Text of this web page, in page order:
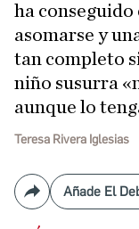
ha
asomarse y
tan completo
niño susurra
aunque lo
Teresa Rivera Iglesias
Compartir
Añade El